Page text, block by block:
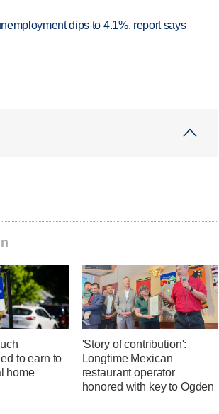
dips to 4.1%, report says
to earn to
home
'Story of contribution':
Longtime Mexican
restaurant operator
honored with key to Ogden